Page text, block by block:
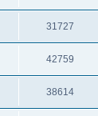
31727
42759
38614